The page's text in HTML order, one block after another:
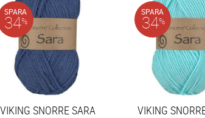
VIKING SNORRE SARA
SPARA
34%
VIKING
SPARA
34%